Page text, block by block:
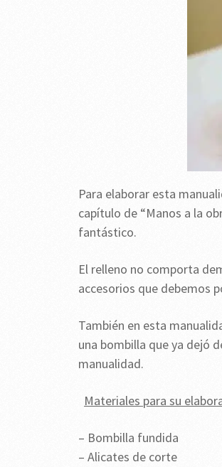
Para elaborar esta
capítulo de “Manos a la
fantástico.
El relleno no comporta
accesorios que debemos
También en esta
una bombilla que ya dejó
manualidad.
Materiales para su
– Bombilla fundida
– Alicates de corte